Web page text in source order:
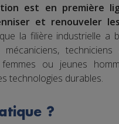
est en première
et renouveler
la filière industrielle a
techniciens
femmes ou jeunes
technologies durables.
?